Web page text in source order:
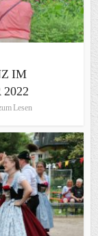
IM
Lesen